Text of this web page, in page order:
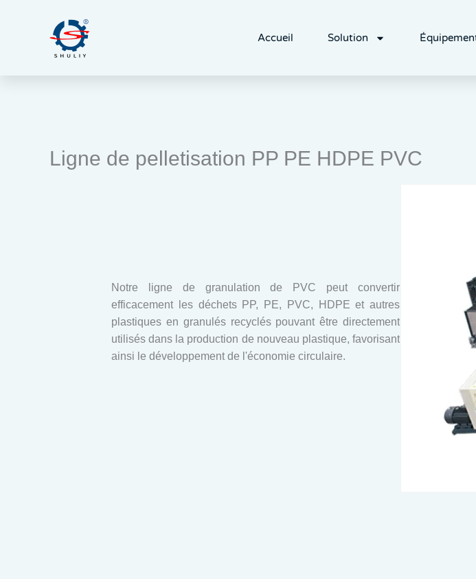
Accueil Solution
Ligne de pelletisation PP PE HDPE PVC
Notre ligne de granulation de PVC peut convertir
efficacement les déchets PP, PE, PVC, HDPE et autres
plastiques en granulés recyclés pouvant être directement
utilisés dans la production de nouveau plastique, favorisant
ainsi le développement de l'économie circulaire.